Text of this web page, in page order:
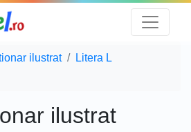
ilustrat
Litera L
ilustrat